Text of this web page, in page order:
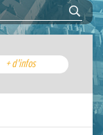
+ d'infos